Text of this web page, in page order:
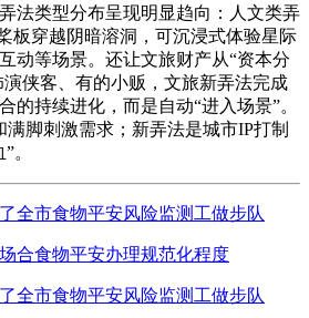
法类型分布呈现明显趋向：人文类弄
板穿越阴暗溶洞，可沉浸式体验星际
动等场景。还让文旅财产从“资本分
演侠客、有的小贩，文旅新弄法完成
的持续进化，而是自动“进入场景”。
满脚刺激需求；新弄法是城市IP打制
。
全市食物平安风险监测工做步队
合食物平安办理规范化程度
全市食物平安风险监测工做步队